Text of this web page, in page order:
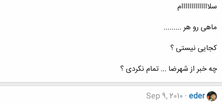
سلاااااااااااااام
ماهی رو هر .........
کجایی نیستی ؟
چه خبر از شهرضا ... تمام نکردی ؟
eder
Sep 9, 2010